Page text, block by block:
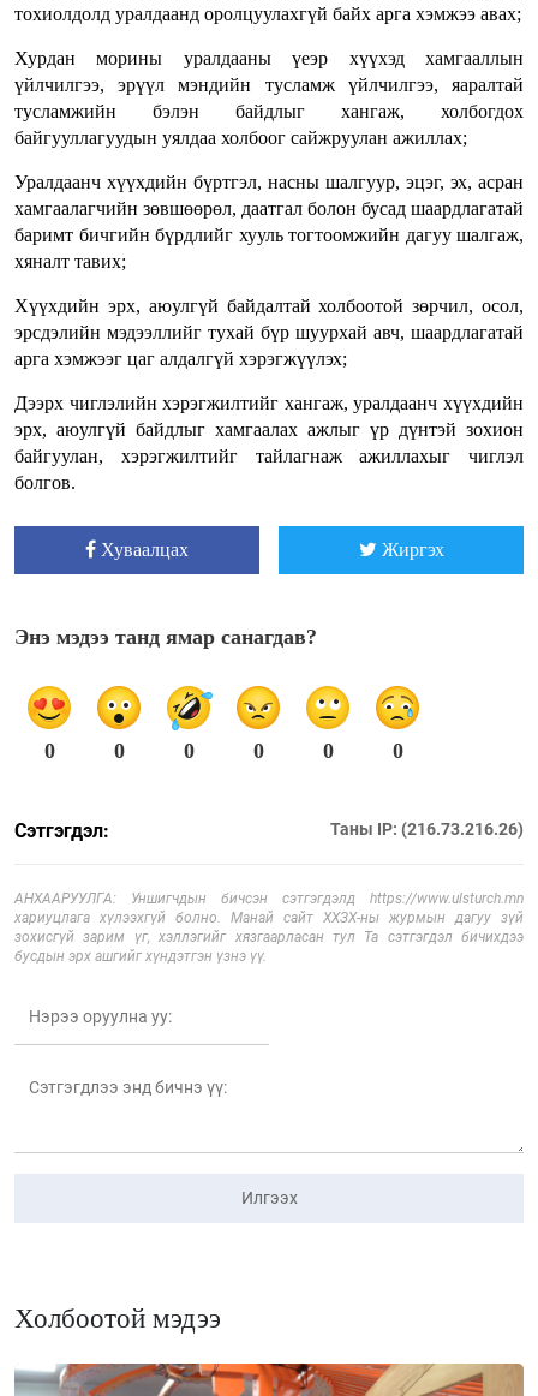
тохиолдолд уралдаанд оролцуулахгүй байх арга хэмжээ авах;
Хурдан морины уралдааны үеэр хүүхэд хамгааллын
үйлчилгээ, эрүүл мэндийн тусламж үйлчилгээ, яаралтай
тусламжийн бэлэн байдлыг хангаж, холбогдох
байгууллагуудын уялдаа холбоог сайжруулан ажиллах;
Уралдаанч хүүхдийн бүртгэл, насны шалгуур, эцэг, эх, асран
хамгаалагчийн зөвшөөрөл, даатгал болон бусад шаардлагатай
баримт бичгийн бүрдлийг хууль тогтоомжийн дагуу шалгаж,
хяналт тавих;
Хүүхдийн эрх, аюулгүй байдалтай холбоотой зөрчил, осол,
эрсдэлийн мэдээллийг тухай бүр шуурхай авч, шаардлагатай
арга хэмжээг цаг алдалгүй хэрэгжүүлэх;
Дээрх чиглэлийн хэрэгжилтийг хангаж, уралдаанч хүүхдийн
эрх, аюулгүй байдлыг хамгаалах ажлыг үр дүнтэй зохион
байгуулан, хэрэгжилтийг тайлагнаж ажиллахыг чиглэл
болгов.
Хуваалцах Жиргэх
Энэ мэдээ танд ямар санагдав?
0 0 0 0 0 0
Сэтгэгдэл: Таны IP: (216.73.216.26)
АНХААРУУЛГА: Уншигчдын бичсэн сэтгэгдэлд https://www.ulsturch.mn
хариуцлага хүлээхгүй болно. Манай сайт ХХЗХ-ны журмын дагуу зүй
зохисгүй зарим үг, хэллэгийг хязгаарласан тул Та сэтгэгдэл бичихдээ
бусдын эрх ашгийг хүндэтгэн үзнэ үү.
Илгээх
Холбоотой мэдээ